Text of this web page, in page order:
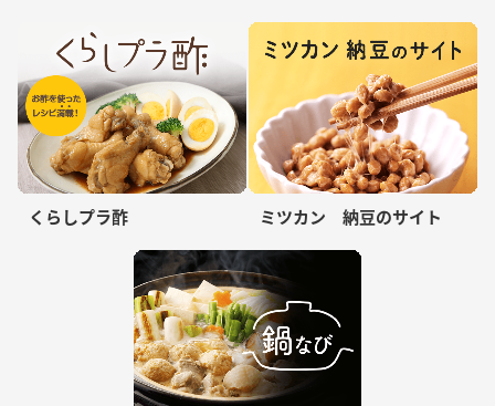
くらしプラ酢 ミツカン 納豆のサイト